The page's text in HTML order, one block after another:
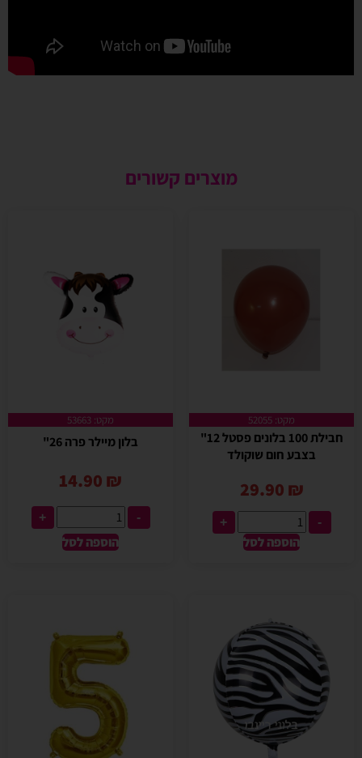
מוצרים קשורים
מקט: 52055
חבילת 100 בלונים פסטל 12"
בצבע חום שוקולד
29.90 ₪
-
+
הוספה לסל
מקט: 53663
בלון מיילר פרה 26"
14.90 ₪
-
+
הוספה לסל